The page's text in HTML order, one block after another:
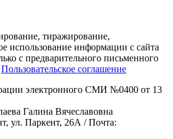
тиражирование,
использование информации с сайта
с предварительного письменного
Пользовательское соглашение
электронного СМИ №0400 от 13
Галина Вячеславовна
ул. Паркент, 26А / Почта: